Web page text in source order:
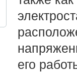
его